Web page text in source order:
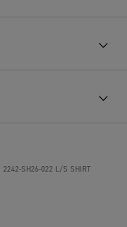
SH26-022 L/S SHIRT